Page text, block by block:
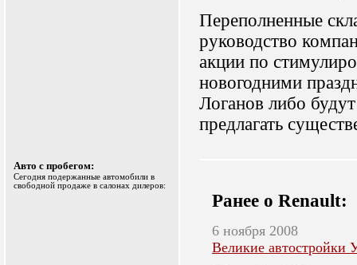
Авто с пробегом:
Сегодня подержанные автомобили в
свободной продаже в салонах дилеров:
Переполненные
руководство
акции по
новогодними
Логанов либо
предлагать
Ранее о Renault:
6 ноября 2008
Великие автостройки